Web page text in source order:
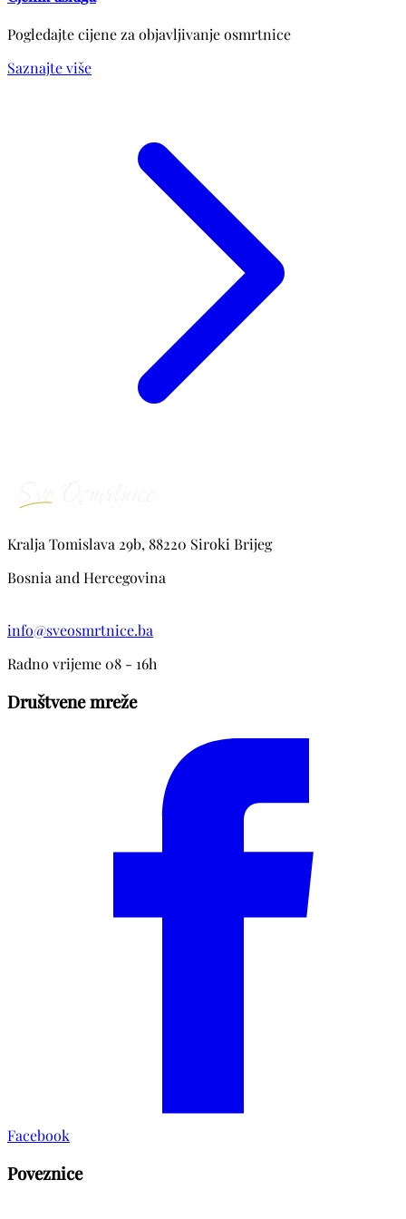
Pogledajte cijene za objavljivanje osmrtnice
Saznajte više
Kralja Tomislava 29b, 88220 Siroki Brijeg
Bosnia and Hercegovina
info@sveosmrtnice.ba
Radno vrijeme 08 - 16h
Društvene mreže
Facebook
Poveznice